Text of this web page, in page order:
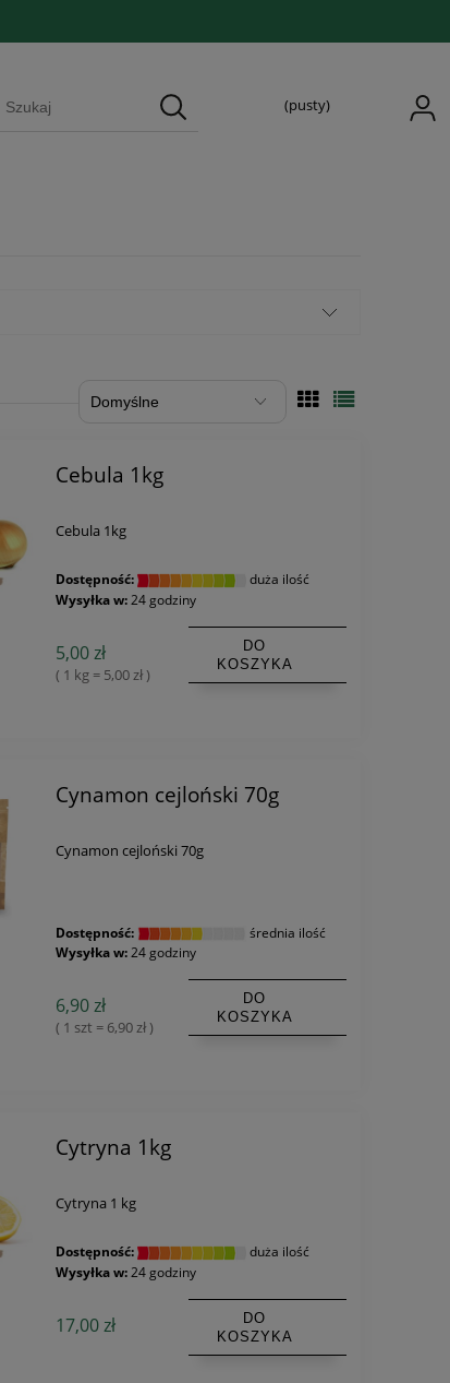
(pusty)
Cebula 1kg
Cebula 1kg
Dostępność:
duża ilość
Wysyłka w: 24 godziny
5,00 zł
( 1 kg = 5,00 zł )
DO
KOSZYKA
Cynamon cejloński 70g
Cynamon cejloński 70g
Dostępność:
średnia ilość
Wysyłka w: 24 godziny
6,90 zł
( 1 szt = 6,90 zł )
DO
KOSZYKA
Cytryna 1kg
Cytryna 1 kg
Dostępność:
duża ilość
Wysyłka w: 24 godziny
17,00 zł
DO
KOSZYKA